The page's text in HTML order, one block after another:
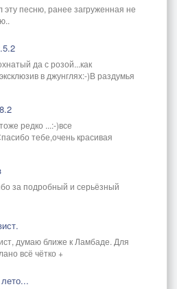
эту песню, ранее загруженная не
да с розой...как
в джунглях:-)В раздумья
редко ...:-)все
тебе,очень красивая
за подробный и серьёзный
думаю ближе к Ламбаде. Для
всё чётко +